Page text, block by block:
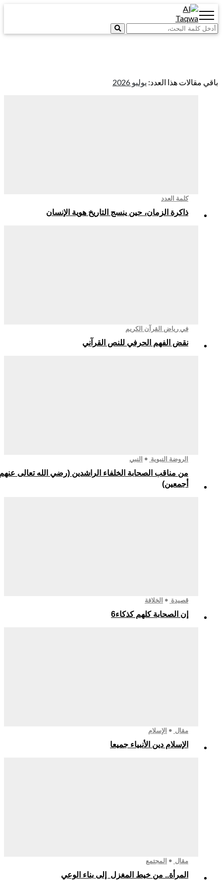
هذا العدد: يوليو 2026
كلمة العدد
ذاكرة الزمان، حين ينسج التاريخ هوية الإنسان
في رياض القرآن الكريم
نقض الفهم الحرفي للنص القرآني
الروضة النبوية النبي
من مناقب الصحابة الخلفاء الراشدين (رضي الله تعالى عنهم
أجمعين)
الخلافة
إن الصحابة كلهم كذكاء6
الإسلام
الإسلام دين الأنبياء جميعا
المجتمع
المرأة.. من خيط المغزل إلى بناء الوعي